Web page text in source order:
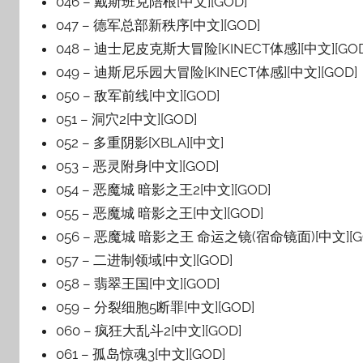
047 – 德军总部新秩序[中文][GOD]
048 – 迪士尼皮克斯大冒险[KINECT体感][中文
049 – 迪斯尼乐园大冒险[KINECT体感][中文][GOD]
050 – 敌军前线[中文][GOD]
051 – 洞穴2[中文][GOD]
052 – 多重阴影[XBLA][中文]
053 – 恶灵附身[中文][GOD]
054 – 恶魔城 暗影之王2[中文][GOD]
055 – 恶魔城 暗影之王[中文][GOD]
056 – 恶魔城 暗影之王 命运之镜(宿命镜面)[中文
057 – 二进制领域[中文][GOD]
058 – 翡翠王国[中文][GOD]
059 – 分裂细胞5断罪[中文][GOD]
060 – 疯狂大乱斗2[中文][GOD]
061 – 孤岛惊魂3[中文][GOD]